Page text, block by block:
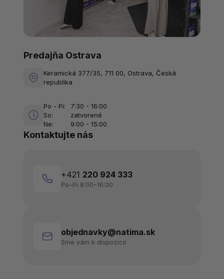
Kontaktujte nás
+421 220 924 333
Po–Pi 8:00–16:00
objednavky@natima.sk
Sme vám k dispozícii
Predajňa Ostrava
Keramická 377/35, 711 00, Ostrava, Česká
republika
Po - Pi:
7:30 - 16:00
So:
zatvorené
Ne:
9:00 - 15:00